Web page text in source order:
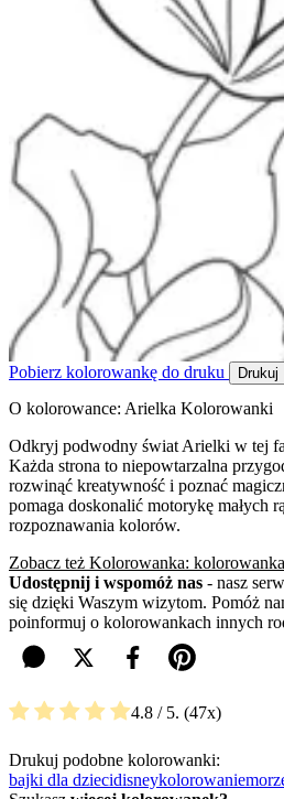
Pobierz kolorowankę do druku Drukuj
O kolorowance: Arielka Kolorowanki
Odkryj podwodny świat Arielki w tej
Każda strona to niepowtarzalna
rozwinąć kreatywność i poznać
pomaga doskonalić motorykę małych
rozpoznawania kolorów.
Zobacz też Kolorowanka:
Udostępnij i wspomóż nas - nasz
się dzięki Waszym wizytom. Pomóż
poinformuj o kolorowankach innych
4.8 / 5. 47
Drukuj podobne kolorowanki:
bajki dla dziecidisneykolorowanie